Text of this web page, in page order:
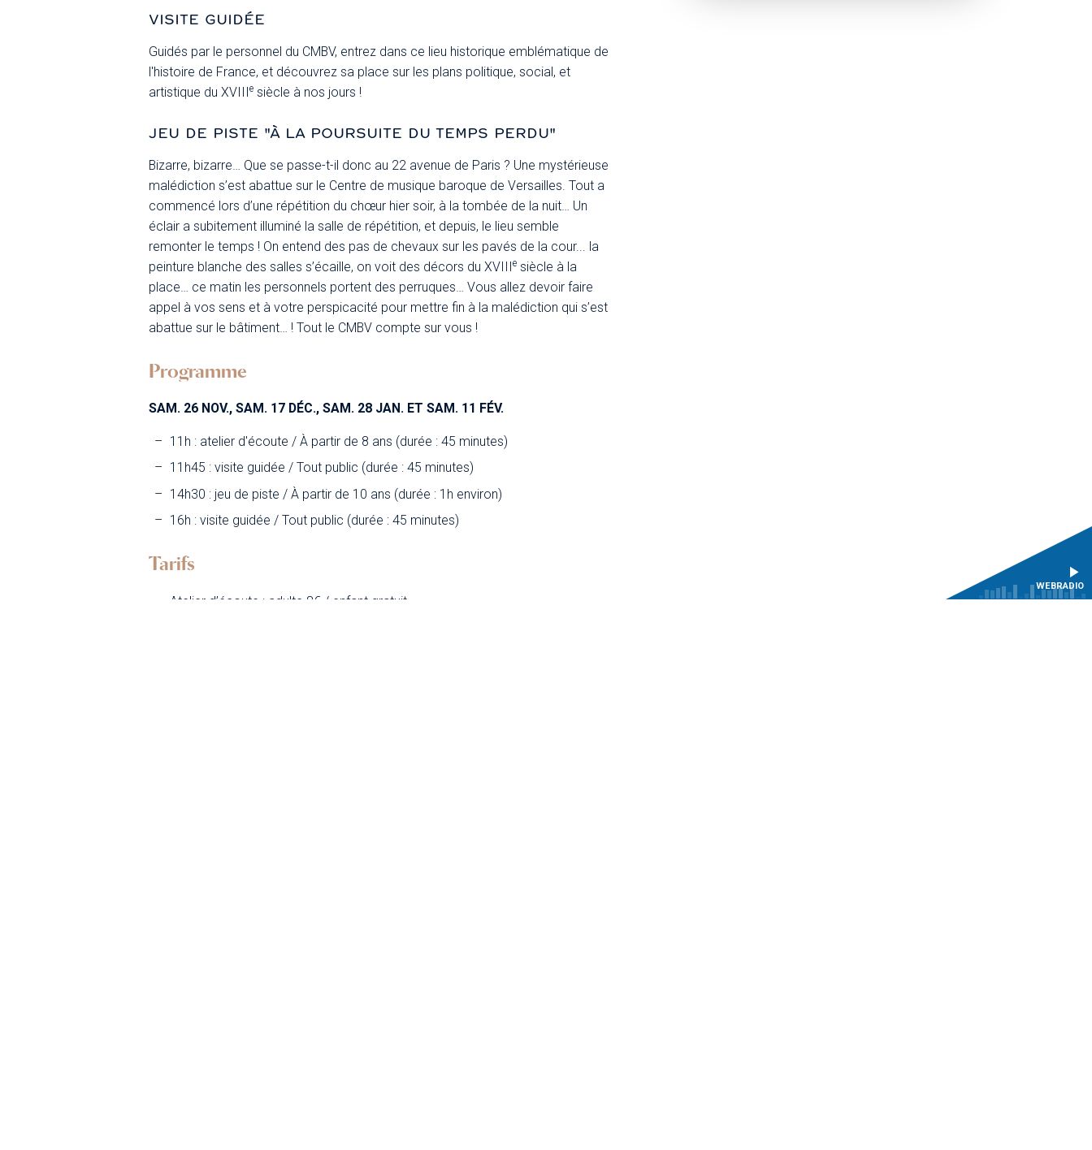
VISITE GUIDÉE
Guidés par le personnel du CMBV, entrez dans ce lieu historique emblématique de
l'histoire de France, et découvrez sa place sur les plans politique, social, et
artistique du XVIIIe siècle à nos jours !
JEU DE PISTE "À LA POURSUITE DU TEMPS PERDU"
Bizarre, bizarre… Que se passe-t-il donc au 22 avenue de Paris ? Une mystérieuse
malédiction s’est abattue sur le Centre de musique baroque de Versailles. Tout a
commencé lors d’une répétition du chœur hier soir, à la tombée de la nuit… Un
éclair a subitement illuminé la salle de répétition, et depuis, le lieu semble
remonter le temps ! On entend des pas de chevaux sur les pavés de la cour... la
peinture blanche des salles s’écaille, on voit des décors du XVIIIe siècle à la
place… ce matin les personnels portent des perruques… Vous allez devoir faire
appel à vos sens et à votre perspicacité pour mettre fin à la malédiction qui s’est
abattue sur le bâtiment… ! Tout le CMBV compte sur vous !
Programme
SAM. 26 NOV., SAM. 17 DÉC., SAM. 28 JAN. ET SAM. 11 FÉV.
11h : atelier d'écoute / À partir de 8 ans (durée : 45 minutes)
11h45 : visite guidée / Tout public (durée : 45 minutes)
14h30 : jeu de piste / À partir de 10 ans (durée : 1h environ)
16h : visite guidée / Tout public (durée : 45 minutes)
Tarifs
Atelier d’écoute : adulte 8€ / enfant gratuit
WEBRADIO